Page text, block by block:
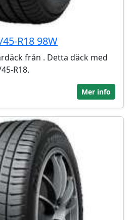
R18 98W
från . Detta däck med
R18.
Mer info